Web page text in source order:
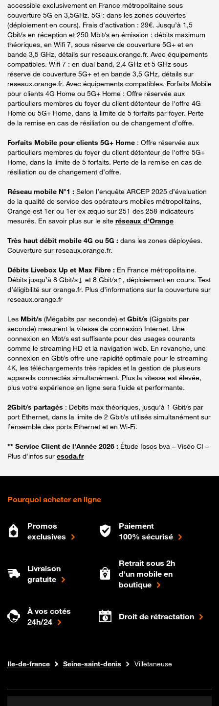
accessible exclusivement en France métropolitaine sous
couverture 5G en 3,5GHz. 5G : dans les zones couvertes
(déploiement en cours). Frais d’activation : 29€. Jusqu’à 1,5
Gbit/s en réception et 250 Mbit/s en émission : débits maximum
théoriques, en Wifi 7, sous réserve de couverture 5G+ et en
bande 3,5 GHz, détails sur reseaux.orange.fr. Avec équipements
compatibles. Wifi 7 : en dual band, 2,4 GHz et 5 GHz sous
réserve de couverture 5G+ et en bande 3,5 GHz, détails sur
reseaux.orange.fr. Avec équipements compatibles. Forfaits Mobile
pour clients 4G Home ou 5G+ Home : Offre réservée aux
particuliers membres du foyer du client détenteur de l'offre 4G
Home ou 5G+ Home, dans la limite de 5 forfaits par foyer. Perte
de la remise en cas de résiliation ou de changement d’offre.
Forfaits Mobile pour clients 5G+ Home : Offre réservée aux
particuliers membres du foyer du client détenteur de l'offre 5G+
Home, dans la limite de 5 forfaits. Perte de la remise en cas de
résiliation ou de changement d’offre.
Réseau mobile N°1 : Selon l’enquête ARCEP 2025 d’évaluation
de la qualité de service des opérateurs mobiles métropolitains,
Orange est 1er ou 1er ex æquo sur 251 des 258 indicateurs
mesurés. En savoir plus sur le site réseaux d'Orange
Très haut débit mobile 4G ou 5G : dans les zones déployées.
Couverture sur reseaux.orange.fr.
Débits Livebox Up et Max Fibre : En France métropolitaine.
Débits jusqu’à 8 Gbit/s↓ et 8 Gbit/s↑, déploiement en cours. Test
d’éligibilité sur orange.fr. Plus d’informations sur la couverture sur
reseaux.orange.fr
Les Mbit/s (Mégabits par seconde) et Gbit/s (Gigabits par
seconde) mesurent la vitesse de connexion Internet. Une
connexion en Mbt/s est suffisante pour des usages courants
comme le streaming HD et la navigation web. En revanche, une
connexion en Gbt/s offre une rapidité optimale pour le streaming
4K, les téléchargements très rapides et la gestion de plusieurs
appareils connectés simultanément. Plus la vitesse est élevée,
plus votre expérience en ligne sera fluide et performante.
2Gbit/s partagés : Débits max théoriques, jusqu’à 1 Gbit/s par
port Ethernet, dans la limite de 2 Gbit/s utilisés simultanément sur
l’ensemble des ports Ethernet et en Wi-Fi.
** Service Client de l'Année 2026 : Étude Ipsos bva – Viséo CI –
Plus d'infos sur escda.fr
Pourquoi acheter en ligne
Promos
exclusives
Paiement
100% sécurisé
Livraison
gratuite
Retrait sous 2h
d'un mobile en
boutique
À vos cotés
24h/24
Droit de rétractation
Boutique Orange
Internet fibre
Ile-de-france Seine-saint-denis Villetaneuse